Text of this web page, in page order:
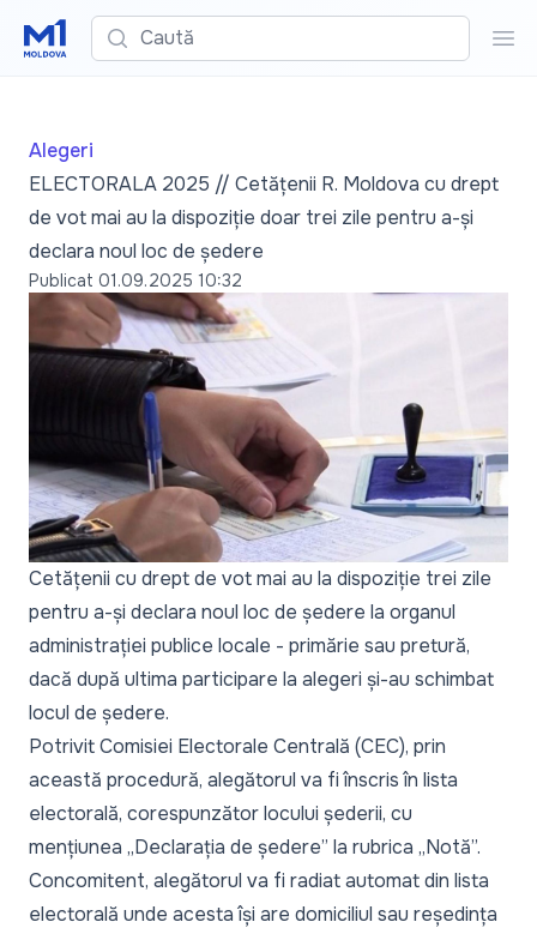
Caută
Alegeri
ELECTORALA 2025 // Cetățenii R. Moldova cu drept
de vot mai au la dispoziție doar trei zile pentru a-și
declara noul loc de ședere
Publicat 01.09.2025 10:32
Cetățenii cu drept de vot mai au la dispoziție trei zile
pentru a-și declara noul loc de ședere la organul
administrației publice locale - primărie sau pretură,
dacă după ultima participare la alegeri și-au schimbat
locul de ședere.
Potrivit Comisiei Electorale Centrală (CEC), prin
această procedură, alegătorul va fi înscris în lista
electorală, corespunzător locului șederii, cu
mențiunea „Declarația de ședere” la rubrica „Notă”.
Concomitent, alegătorul va fi radiat automat din lista
electorală unde acesta își are domiciliul sau reședința